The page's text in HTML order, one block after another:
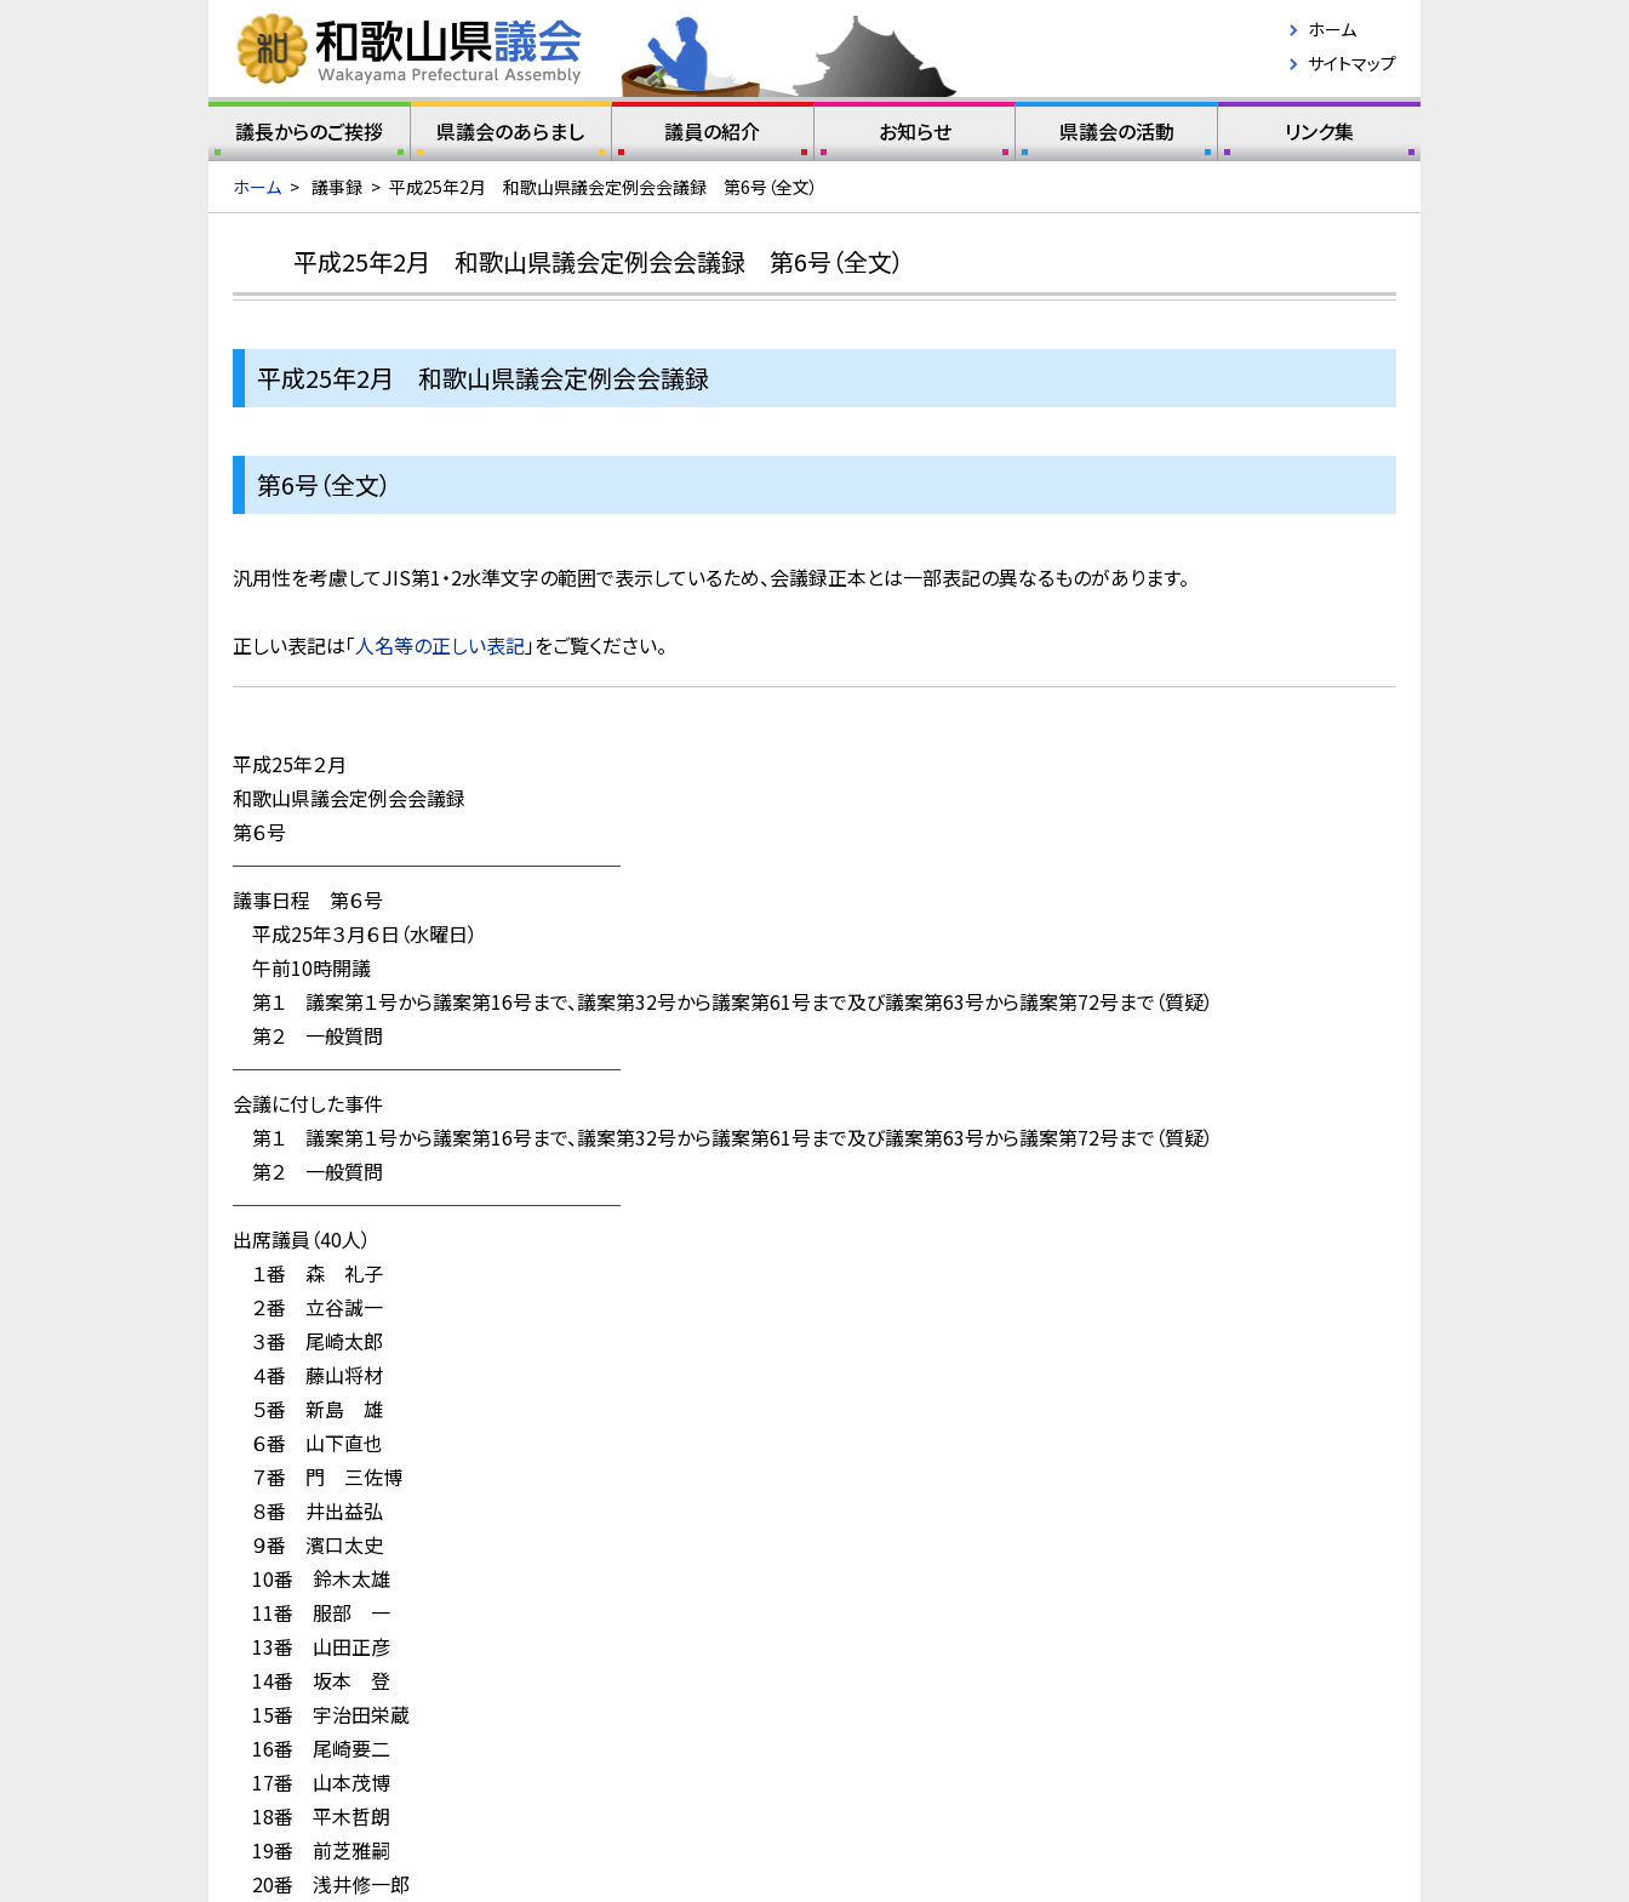
ホーム
サイトマップ
議長からのご挨拶 県議会のあらまし 議員の紹介 お知らせ 県議会の活動 リンク集
ホーム > 議事録 > 平成25年2月 和歌山県議会定例会会議録 第6号（全文）
平成25年2月 和歌山県議会定例会会議録 第6号（全文）
平成25年2月 和歌山県議会定例会会議録
第6号（全文）
汎用性を考慮してJIS第1・2水準文字の範囲で表示しているため、会議録正本とは一部表記の異なるものがあります。
正しい表記は「人名等の正しい表記」をご覧ください。
平成25年２月
和歌山県議会定例会会議録
第６号
────────────────────
議事日程 第６号
平成25年３月６日（水曜日）
午前10時開議
第１ 議案第１号から議案第16号まで、議案第32号から議案第61号まで及び議案第63号から議案第72号まで（質疑）
第２ 一般質問
────────────────────
会議に付した事件
第１ 議案第１号から議案第16号まで、議案第32号から議案第61号まで及び議案第63号から議案第72号まで（質疑）
第２ 一般質問
────────────────────
出席議員（40人）
１番 森 礼子
２番 立谷誠一
３番 尾崎太郎
４番 藤山将材
５番 新島 雄
６番 山下直也
７番 門 三佐博
８番 井出益弘
９番 濱口太史
10番 鈴木太雄
11番 服部 一
13番 山田正彦
14番 坂本 登
15番 宇治田栄蔵
16番 尾崎要二
17番 山本茂博
18番 平木哲朗
19番 前芝雅嗣
20番 浅井修一郎